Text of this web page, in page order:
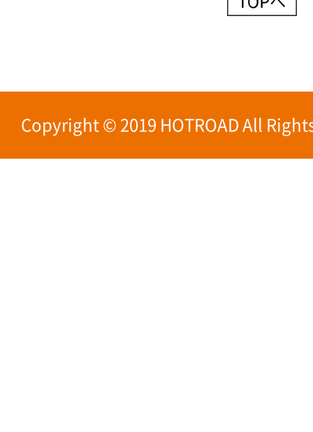
Copyright © 2019 HOTROAD All